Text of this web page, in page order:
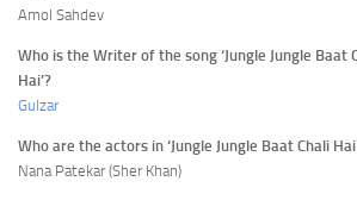
Amol Sahdev
Who is the Writer of the song ‘Jungle Jungle Baat
Hai’?
Gulzar
Who are the actors in ‘Jungle Jungle Baat Chali
Nana Patekar (Sher Khan)